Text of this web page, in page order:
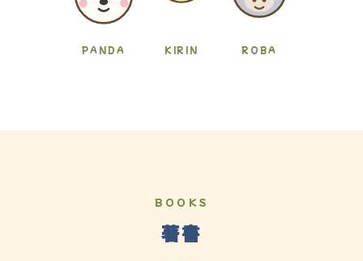
PANDA KIRIN ROBA
BOOKS
著書